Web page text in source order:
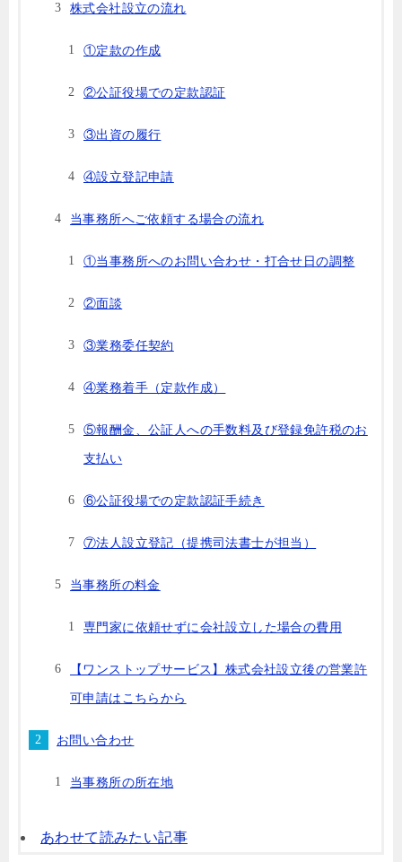
株式会社設立の流れ
①定款の作成
②公証役場での定款認証
③出資の履行
④設立登記申請
当事務所へご依頼する場合の流れ
①当事務所へのお問い合わせ・打合せ日の調整
②面談
③業務委任契約
④業務着手（定款作成）
⑤報酬金、公証人への手数料及び登録免許税のお
支払い
⑥公証役場での定款認証手続き
⑦法人設立登記（提携司法書士が担当）
当事務所の料金
専門家に依頼せずに会社設立した場合の費用
【ワンストップサービス】株式会社設立後の営業許
可申請はこちらから
お問い合わせ
当事務所の所在地
あわせて読みたい記事